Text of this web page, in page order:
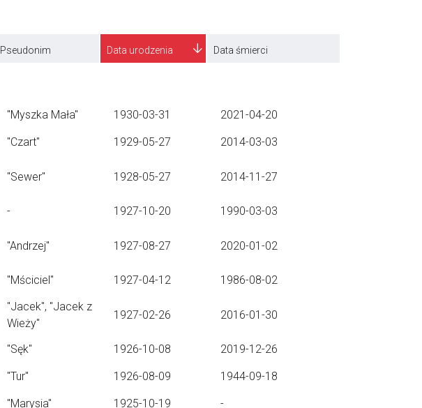
Pseudonim Data urodzenia Data śmierci
"Myszka Mała" 1930-03-31 2021-04-20
"Czart" 1929-05-27
2014-03-03
"Sewer" 1928-05-27 2014-11-27
- 1927-10-20 1990-03-03
"Andrzej" 1927-08-27 2020-01-02
"Mściciel" 1927-04-12 1986-08-02
"Jacek", "Jacek z
Wieży"
1927-02-26 2016-01-30
"Sęk" 1926-10-08 2019-12-26
"Tur" 1926-08-09 1944-09-18
"Marysia" 1925-10-19 -